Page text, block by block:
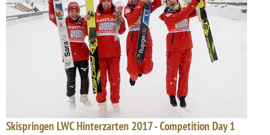
Skispringen LWC Hinterzarten 2017 - Competition Day 1